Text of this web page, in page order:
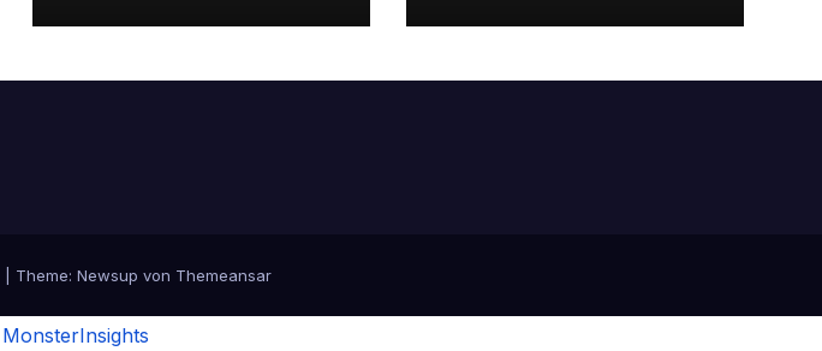
Theme: Newsup von Themeansar